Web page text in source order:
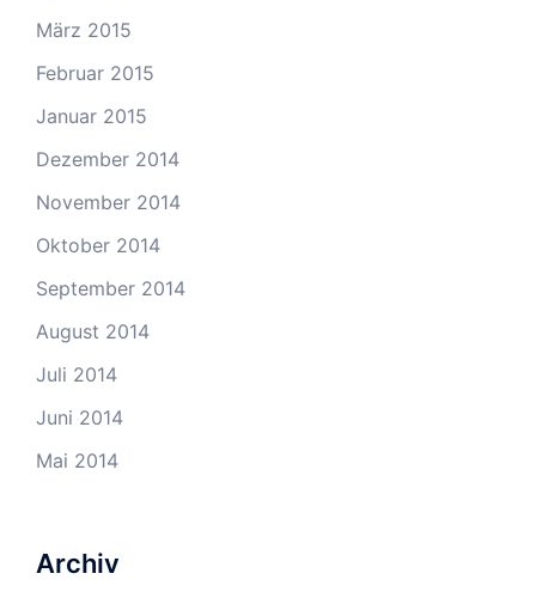
März 2015
Februar 2015
Januar 2015
Dezember 2014
November 2014
Oktober 2014
September 2014
August 2014
Juli 2014
Juni 2014
Mai 2014
Archiv